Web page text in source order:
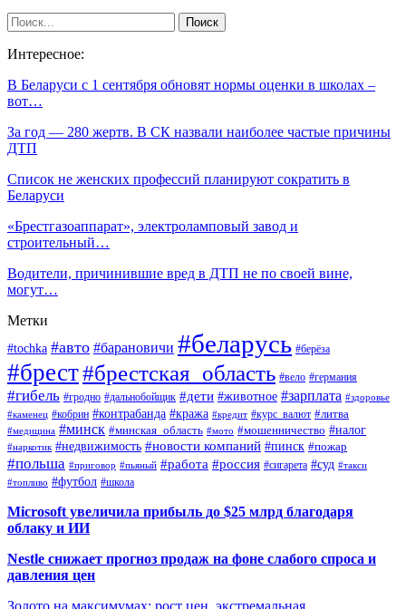
Интересное:
В Беларуси с 1 сентября обновят нормы оценки в школах –
вот…
За год — 280 жертв. В СК назвали наиболее частые причины
ДТП
Список не женских профессий планируют сократить в
Беларуси
«Брестгазоаппарат», электроламповый завод и
строительный…
Водители, причинившие вред в ДТП не по своей вине,
могут…
Метки
#tochka #авто #барановичи #беларусь #берёза
#брест#брестская_область #вело #германия
#гибель #гродно #дальнобойщик #дети #животное #зарплата #здоровье
#каменец #кобрин #контрабанда #кража #кредит #курс_валют #литва
#медицина #минск #минская_область #мото #мошенничество #налог
#наркотик #недвижимость #новости компаний #пинск #пожар
#польша #приговор #пьяный #работа #россия #сигарета #суд #такси
#топливо #футбол #школа
Microsoft увеличила прибыль до $25 млрд благодаря
облаку и ИИ
Nestle снижает прогноз продаж на фоне слабого спроса и
давления цен
Золото на максимумах: рост цен, экстремальная